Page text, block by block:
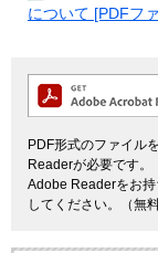
について [PDFフ
PDF形式のファイル
Readerが必要です。
Adobe Readerをお
してください。（無料